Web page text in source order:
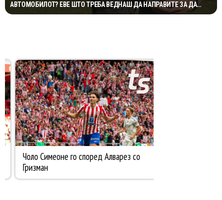
АВТОМОБИЛОТ? ЕВЕ ШТО ТРЕБА ВЕДНАШ ДА НАПРАВИТЕ ЗА ДА
ИЗБЕГНЕТЕ НЕПРИЈАТНОСТ